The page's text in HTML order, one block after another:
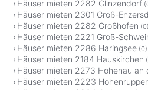
Häuser mieten 2282 Glinzendorf
Häuser mieten 2301 Groß-
Häuser mieten 2282 Großhofen (0)
Häuser mieten 2221 Groß-
Häuser mieten 2286 Haringsee (0)
Häuser mieten 2184 Hauskirchen
Häuser mieten 2273 Hohenau an
Häuser mieten 2223